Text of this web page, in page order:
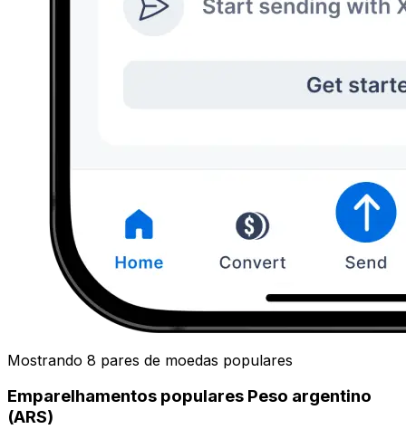
Mostrando 8 pares de moedas populares
Emparelhamentos populares Peso argentino
(ARS)